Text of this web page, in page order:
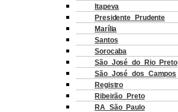
Itapeva
Presidente Prudente
Marília
Santos
Sorocaba
São José do Rio Preto
São José dos Campos
Registro
Ribeirão Preto
RA São Paulo